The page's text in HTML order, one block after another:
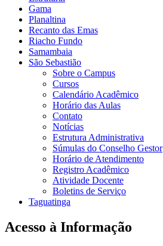
Gama
Planaltina
Recanto das Emas
Riacho Fundo
Samambaia
São Sebastião
Sobre o Campus
Cursos
Calendário Acadêmico
Horário das Aulas
Contato
Notícias
Estrutura Administrativa
Súmulas do Conselho Gestor
Horário de Atendimento
Registro Acadêmico
Atividade Docente
Boletins de Serviço
Taguatinga
Acesso à Informação